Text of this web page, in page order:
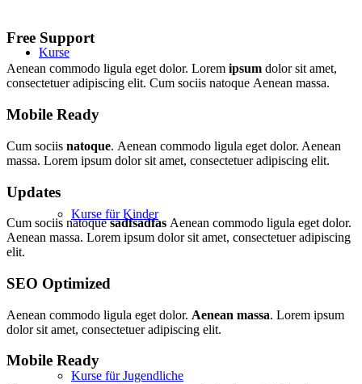
Kurse
Kurse für Kinder
Kurse für Jugendliche
Free Support
Aenean commodo ligula eget dolor. Lorem ipsum dolor sit amet,
consectetuer adipiscing elit. Cum sociis natoque Aenean massa.
Mobile Ready
Cum sociis natoque. Aenean commodo ligula eget dolor. Aenean
massa. Lorem ipsum dolor sit amet, consectetuer adipiscing elit.
Updates
Cum sociis natoquesadfsadfas Aenean commodo ligula eget dolor.
Aenean massa. Lorem ipsum dolor sit amet, consectetuer adipiscing
elit.
SEO Optimized
Aenean commodo ligula eget dolor. Aenean massa. Lorem ipsum
dolor sit amet, consectetuer adipiscing elit.
Mobile Ready